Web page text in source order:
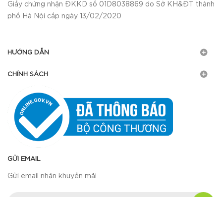
Giấy chứng nhận ĐKKD số 01D8038869 do Sở KH&ĐT thành
phố Hà Nội cấp ngày 13/02/2020
HƯỚNG DẪN
CHÍNH SÁCH
GỬI EMAIL
Gửi email nhận khuyến mãi